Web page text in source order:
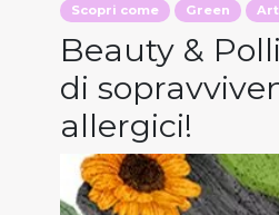
Scopri come Green
Beauty &
di
allergici!